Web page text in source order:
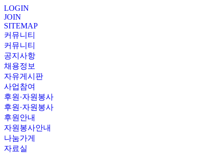
LOGIN
JOIN
SITEMAP
커뮤니티
커뮤니티
공지사항
채용정보
자유게시판
사업참여
후원·자원봉사
후원·자원봉사
후원안내
자원봉사안내
나눔가게
자료실